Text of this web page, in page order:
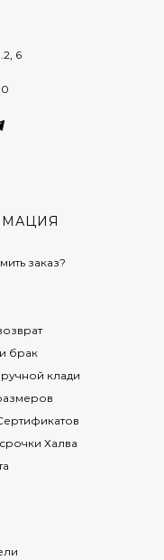
6
заказ?
брак
клади
Халва